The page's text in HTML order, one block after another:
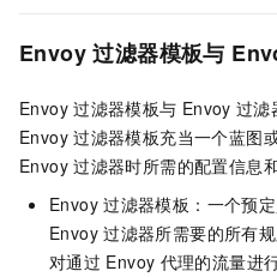
Envoy 过滤器模板与
Envoy 过滤器模板与 Envoy 过滤
Envoy 过滤器模板充当一个蓝图
Envoy 过滤器时所需的配置信息和
Envoy 过滤器模板：一个预
Envoy 过滤器所需要的所有
对通过 Envoy 代理的流量进